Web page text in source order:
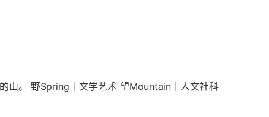
山。 野Spring｜文学艺术 望Mountain｜人文社科